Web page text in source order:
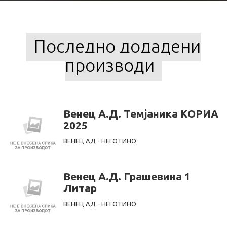
Последно додадени
производи
Венец А.Д. Темјаника КОРИА
2025
ВЕНЕЦ АД - НЕГОТИНО
Венец А.Д. Грашевина 1
Литар
ВЕНЕЦ АД - НЕГОТИНО